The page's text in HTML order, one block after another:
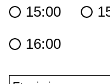
15:00
16:00